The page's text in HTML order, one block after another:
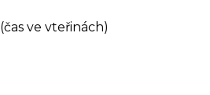
(čas ve vteřinách)